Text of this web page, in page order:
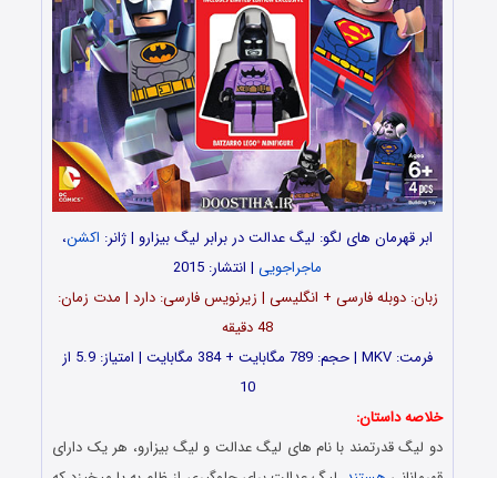
ابر قهرمان های لگو: لیگ عدالت در برابر لیگ بیزارو | ژانر: اکشن،
ماجراجویی | انتشار: 2015
زبان: دوبله فارسی + انگلیسی | زیرنویس فارسی: دارد | مدت زمان:
48 دقیقه
فرمت: MKV | حجم: 789 مگابایت + 384 مگابایت | امتیاز: 5.9 از
10
خلاصه داستان:
دو لیگ قدرتمند با نام های لیگ عدالت و لیگ بیزارو، هر یک دارای